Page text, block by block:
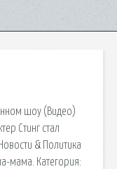
шоу (Видео)
Стинг стал
& Политика
мама. Категория: